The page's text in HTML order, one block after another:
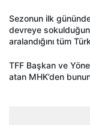
Sezonun ilk
devreye
aralandığını tüm
TFF Başkan ve
atan MHK’den